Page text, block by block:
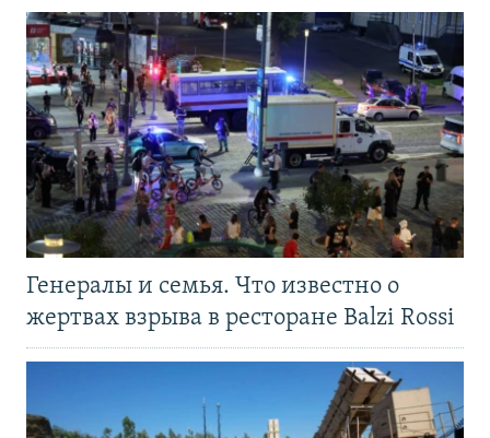
Генералы и семья. Что известно о
жертвах взрыва в ресторане Balzi Rossi